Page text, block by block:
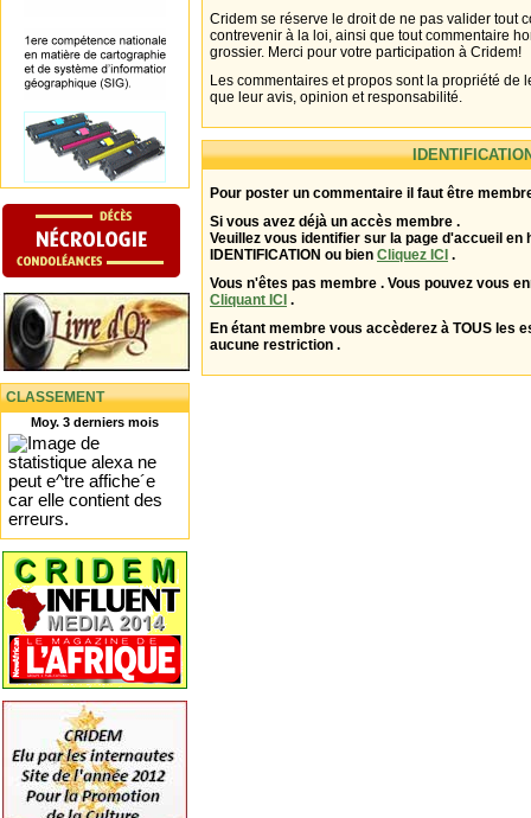
CLASSEMENT
Moy. 3 derniers mois
Cridem se réserve le droit de ne pas valider tout
contrevenir à la loi, ainsi que tout commentaire
grossier. Merci pour votre participation à Cridem!
Les commentaires et propos sont la propriété de
que leur avis, opinion et responsabilité.
Pour poster un commentaire il faut être
Si vous avez déjà un accès membre .
Veuillez vous identifier sur la page d'accueil en
IDENTIFICATION ou bien Cliquez ICI .
Vous n'êtes pas membre . Vous pouvez vous
Cliquant ICI .
En étant membre vous accèderez à TOUS les
aucune restriction .